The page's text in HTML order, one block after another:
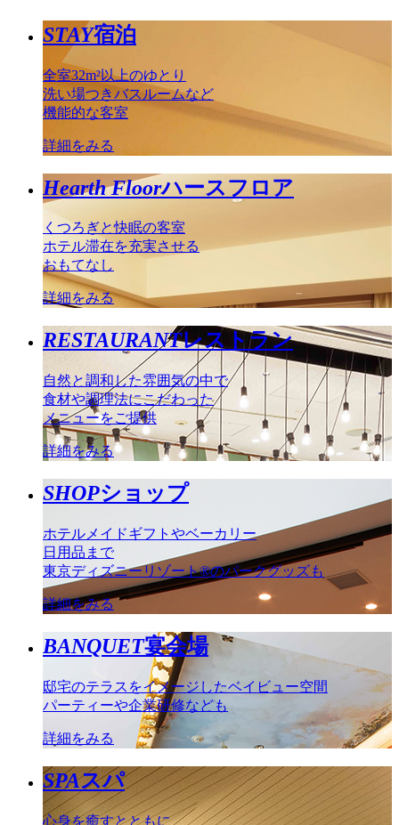
STAY宿泊
全室32m²以上のゆとり
洗い場つきバスルームなど
機能的な客室
詳細をみる
Hearth Floorハースフロア
くつろぎと快眠の客室
ホテル滞在を充実させる
おもてなし
詳細をみる
RESTAURANTレストラン
自然と調和した雰囲気の中で
食材や調理法にこだわった
メニューをご提供
詳細をみる
SHOPショップ
ホテルメイドギフトやベーカリー
日用品まで
東京ディズニーリゾート®のパークグッズも
詳細をみる
BANQUET宴会場
邸宅のテラスをイメージしたベイビュー空間
パーティーや企業研修なども
詳細をみる
SPAスパ
心身を癒すとともに